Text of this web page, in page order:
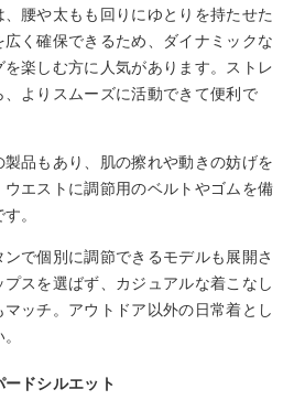
腰や太もも回りにゆとりを持たせた
く確保できるため、ダイナミックな
楽しむ方に人気があります。ストレ
よりスムーズに活動できて便利で
品もあり、肌の擦れや動きの妨げを
エストに調節用のベルトやゴムを備
。
で個別に調節できるモデルも展開さ
スを選ばず、カジュアルな着こなし
ッチ。アウトドア以外の日常着とし
ドシルエット